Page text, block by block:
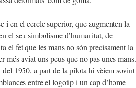
i en el cercle superior, que augmenten la
el seu simbolisme d’humanitat, de
el fet que les mans no són precisament la
més aviat uns peus que no pas unes mans.
1950, a part de la pilota hi vèiem sovint
entre el logotip i un cap d’home